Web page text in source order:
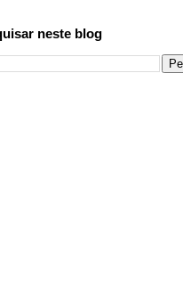
neste blog